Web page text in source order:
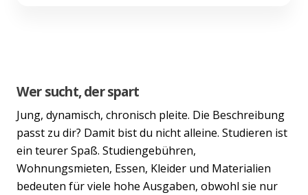
Wer sucht, der spart
Jung, dynamisch, chronisch pleite. Die Beschreibung
passt zu dir? Damit bist du nicht alleine. Studieren ist
ein teurer Spaß. Studiengebühren,
Wohnungsmieten, Essen, Kleider und Materialien
bedeuten für viele hohe Ausgaben, obwohl sie nur